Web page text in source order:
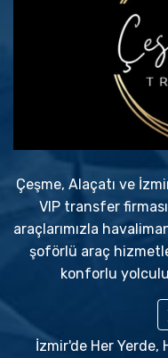
Çeşme, Alaçatı ve
VIP transfer
araçlarımızla
şoförlü araç
konforlu
İzmir'de Her Yerde,